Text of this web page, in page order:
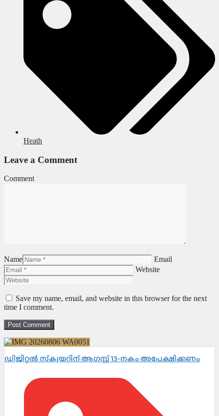
Heath
Leave a Comment
Comment
Name
Email
Website
Save my name, email, and website in this browser for the next
time I comment.
ഡിജിറ്റൽ സ്‌ക്വയറിന് ആഗസ്റ്റ് 13-നകം അപേക്ഷിക്കണം